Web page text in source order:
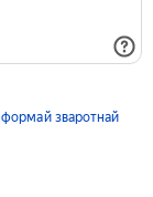
формай зваротнай